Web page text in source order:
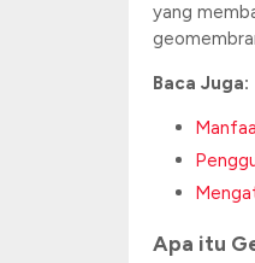
yang
Baca Juga:
Apa itu